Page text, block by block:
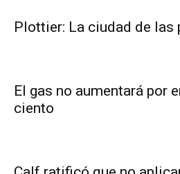
Plottier: La ciudad de las
El gas no aumentará por
ciento